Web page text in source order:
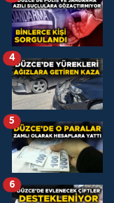
4
5
6